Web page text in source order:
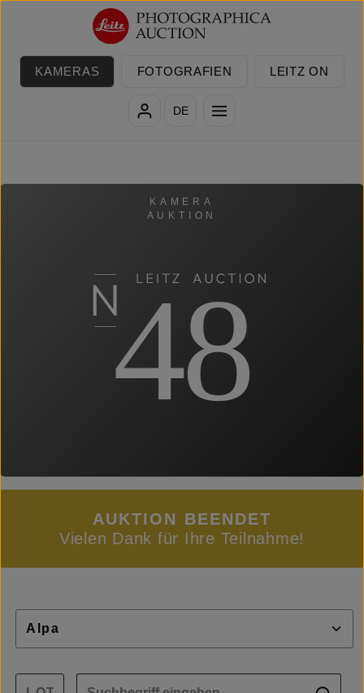
Zum Hauptinhalt springen
KAMERAS FOTOGRAFIEN LEITZ ON
DE
KAMERA
AUKTION
48
AUKTION BEENDET
Vielen Dank für Ihre Teilnahme!